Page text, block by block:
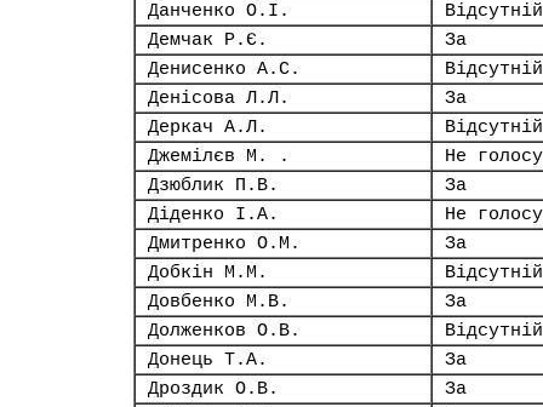
Данченко О.І.
Відсутній
Демчак Р.Є.
За
Денисенко А.С.
Відсутній
Денісова Л.Л.
За
Деркач А.Л.
Відсутній
Джемілєв М. .
Не
Дзюблик П.В.
За
Діденко І.А.
Не
Дмитренко О.М.
За
Добкін М.М.
Відсутній
Довбенко М.В.
За
Долженков О.В.
Відсутній
Донець Т.А.
За
Дроздик О.В.
За